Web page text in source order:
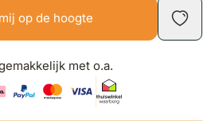
op de hoogte
met o.a.